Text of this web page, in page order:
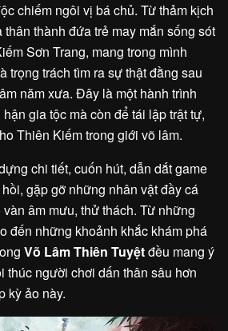
chiếm ngôi vị bá chủ. Từ thảm kịch
thành đứa trẻ may mắn sống sót
Sơn Trang, mang trong mình
trọng trách tìm ra sự thật đằng sau
năm xưa. Đây là một hành trình
gia tộc mà còn để tái lập trật tự,
Thiên Kiếm trong giới võ lâm.
chi tiết, cuốn hút, dẫn dắt game
gặp gỡ những nhân vật đầy cá
âm mưu, thử thách. Từ những
đến những khoảnh khắc khám phá
Võ Lâm Thiên Tuyệtđều mang ý
thúc người chơi dấn thân sâu hơn
kỳ ảo này.